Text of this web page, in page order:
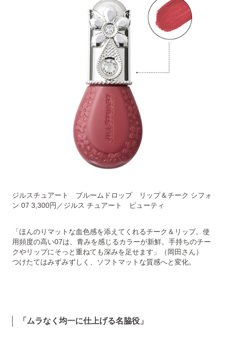
ジルスチュアート ブルームドロップ リップ＆チーク シフォ
ン 07 3,300円／ジルス チュアート ビューティ
「ほんのりマットな血色感を添えてくれるチーク＆リップ。使
用頻度の高い07は、青みを感じるカラーが新鮮。手持ちのチー
クやリップにそっと重ねても深みを足せます」（岡田さん）
つけたてはみずみずしく、ソフトマットな質感へと変化。
「ムラなく均一に仕上げる名脇役」